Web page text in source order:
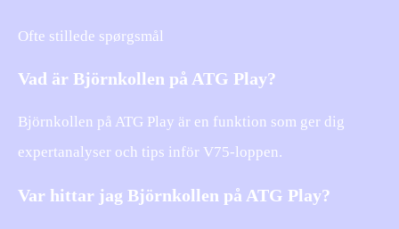
Ofte stillede spørgsmål
Vad är Björnkollen på ATG Play?
Björnkollen på ATG Play är en funktion som ger dig
expertanalyser och tips inför V75-loppen.
Var hittar jag Björnkollen på ATG Play?